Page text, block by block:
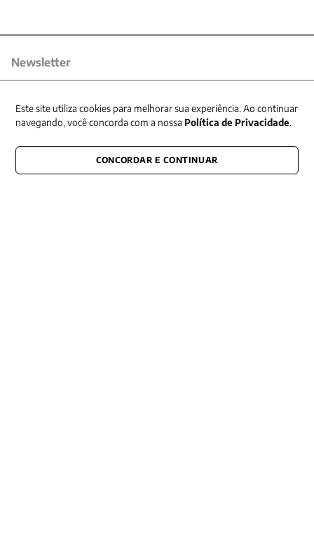
Newsletter
CONECTE-SE CONOSCO
Este site utiliza cookies para melhorar sua experiência. Ao continuar
navegando, você concorda com a nossa Política de Privacidade.
CONCORDAR E CONTINUAR